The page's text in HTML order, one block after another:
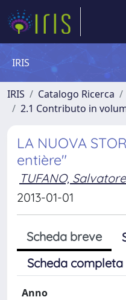
IRIS
IRIS Catalogo Ricerca
2.1 Contributo in
LA NUOVA
entière"
TUFANO,
2013-01-01
Scheda breve
Scheda completa
Anno